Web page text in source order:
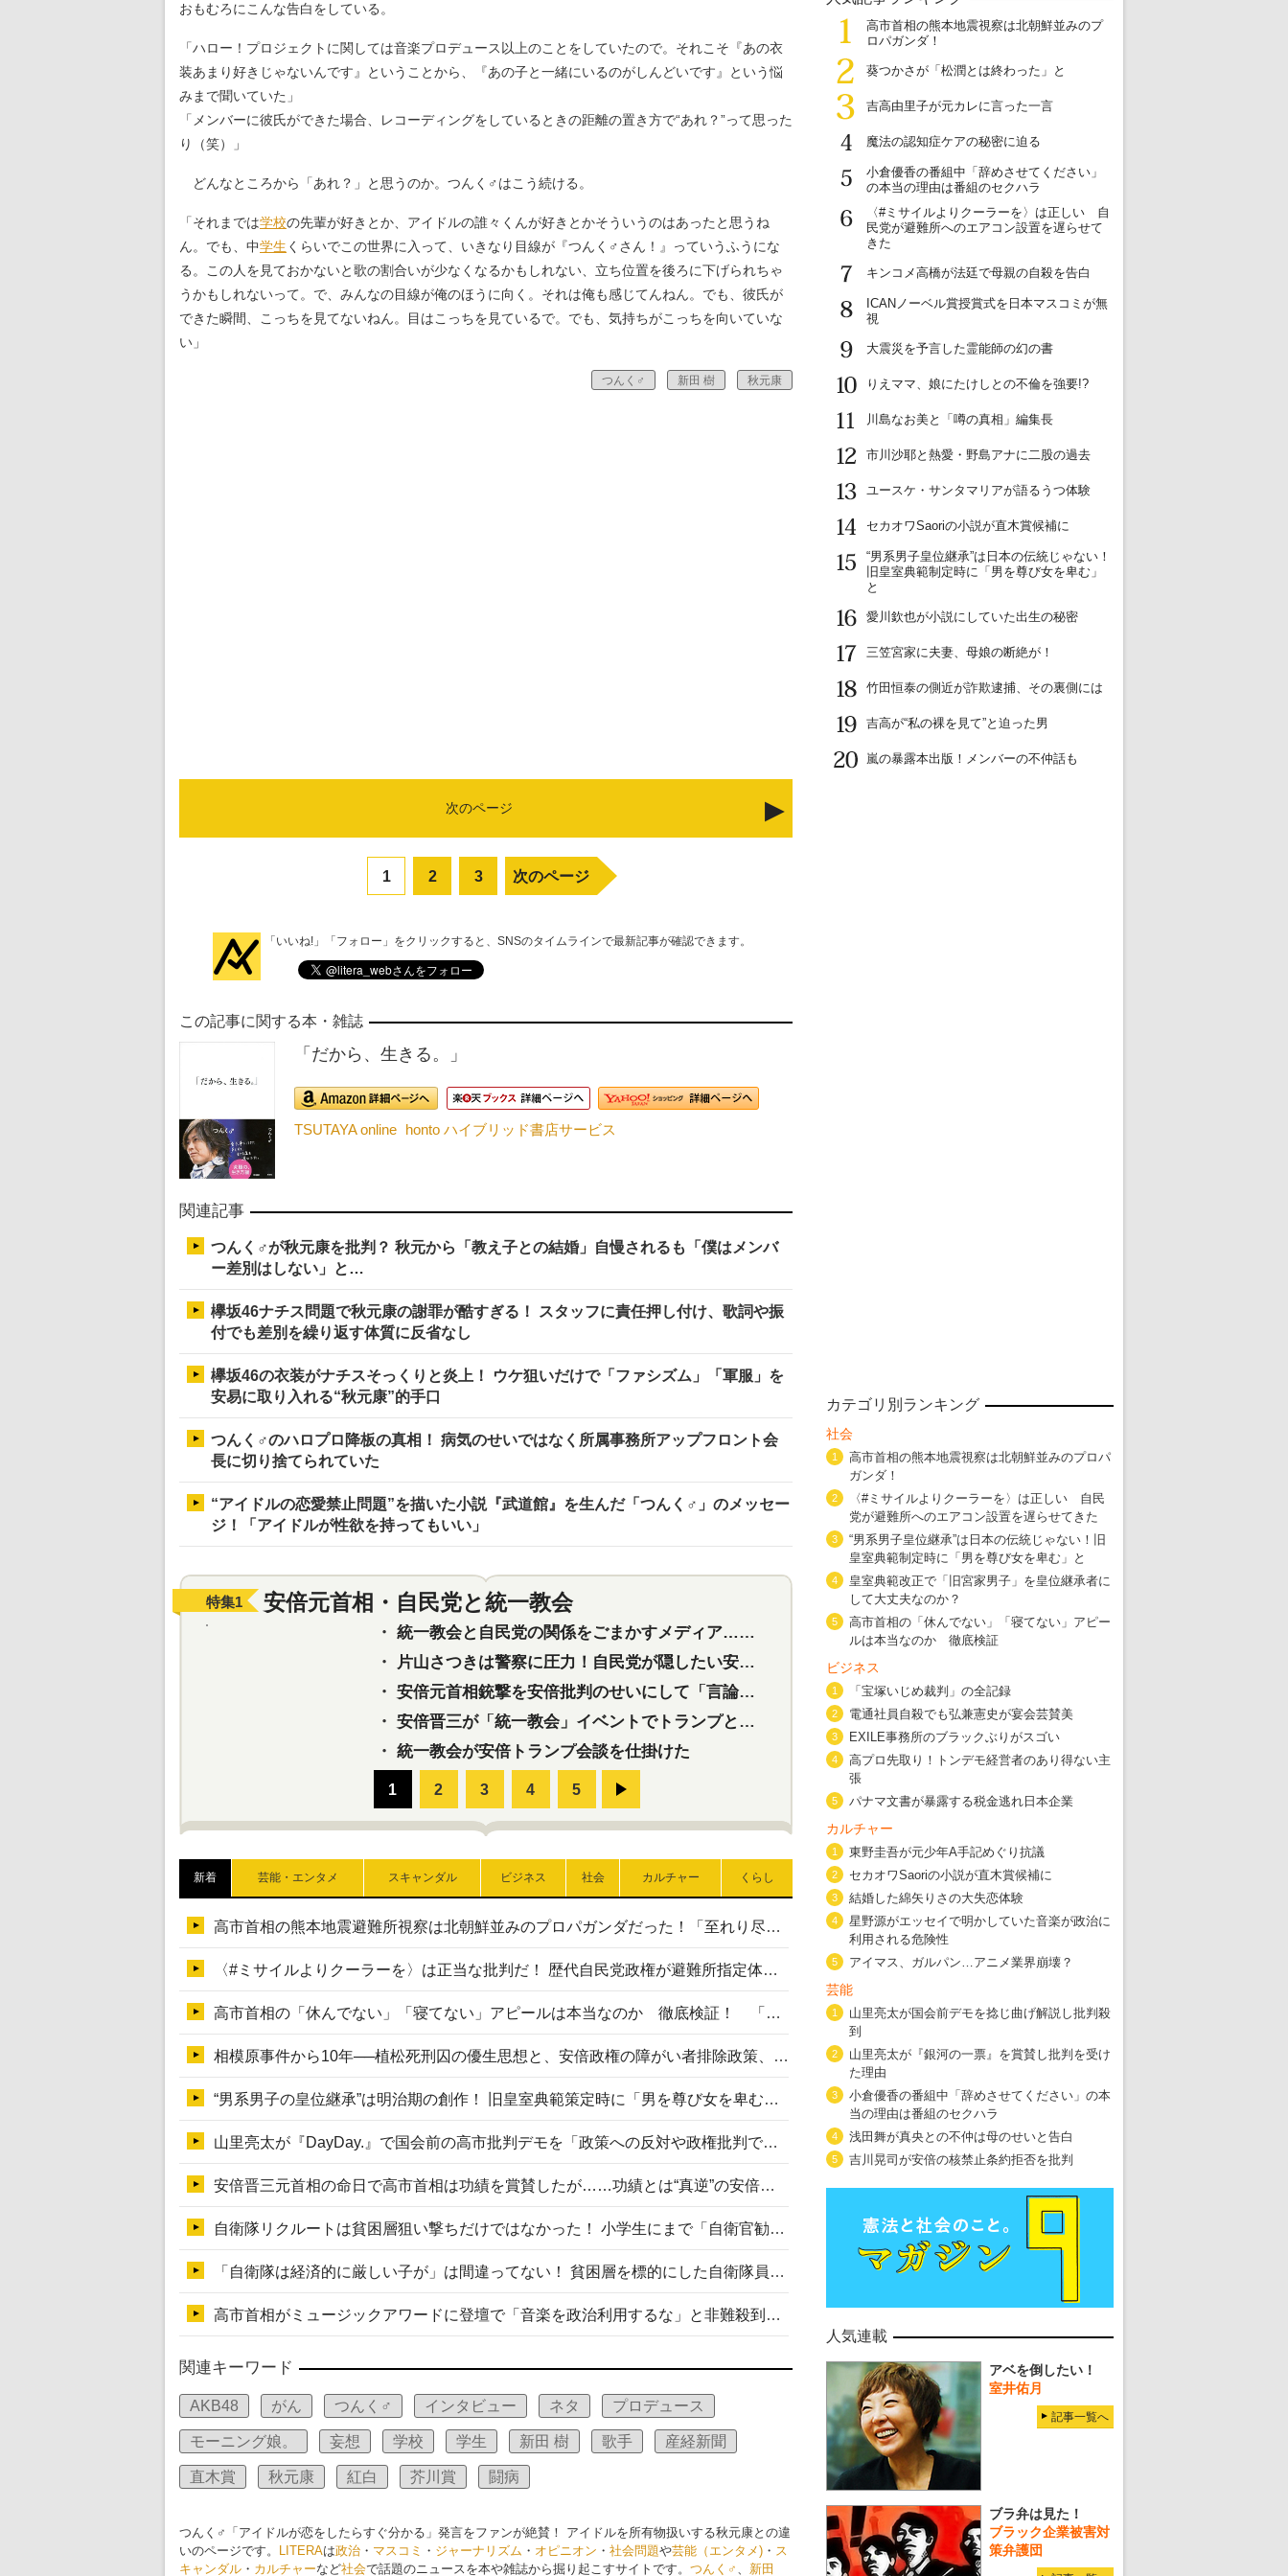
おもむろにこんな告白をしている。
「ハロー！プロジェクトに関しては音楽プロデュース以上のことをしていたので。それこそ『あの衣
装あまり好きじゃないんです』ということから、『あの子と一緒にいるのがしんどいです』という悩
みまで聞いていた」
「メンバーに彼氏ができた場合、レコーディングをしているときの距離の置き方で“あれ？”って思った
り（笑）」
どんなところから「あれ？」と思うのか。つんく♂はこう続ける。
「それまでは学校の先輩が好きとか、アイドルの誰々くんが好きとかそういうのはあったと思うね
ん。でも、中学生 くらいでこの世界に入って、いきなり目線が『つんく♂さん！』っていうふうにな
る。この人を見ておかないと歌の割合いが少なくなるかもしれない、立ち位置を後ろに下げられちゃ
うかもしれないって。で、みんなの目線が俺のほうに向く。それは俺も感じてんねん。でも、彼氏が
できた瞬間、こっちを見てないねん。目はこっちを見ているで。でも、気持ちがこっちを向いていな
い」
つんく♂ 新田 樹 秋元康
次のページ
1 2 3 次のページ
「いいね!」「フォロー」をクリックすると、SNSのタイムラインで最新記事が確認できます。
この記事に関する本・雑誌
「だから、生きる。」
TSUTAYA online honto ハイブリッド書店サービス
関連記事
つんく♂が秋元康を批判？ 秋元から「教え子との結婚」自慢されるも「僕はメンバ
ー差別はしない」と…
欅坂46ナチス問題で秋元康の謝罪が酷すぎる！ スタッフに責任押し付け、歌詞や振
付でも差別を繰り返す体質に反省なし
欅坂46の衣装がナチスそっくりと炎上！ ウケ狙いだけで「ファシズム」「軍服」を
安易に取り入れる“秋元康”的手口
つんく♂のハロプロ降板の真相！ 病気のせいではなく所属事務所アップフロント会
長に切り捨てられていた
“アイドルの恋愛禁止問題”を描いた小説『武道館』を生んだ「つんく♂」のメッセー
ジ！「アイドルが性欲を持ってもいい」
特集1 安倍元首相・自民党と統一教会
・ 統一教会と自民党の関係をごまかすメディア…民放は有田芳生に発言自粛を要求
・
片山さつきは警察に圧力！自民党が隠したい安倍元首相と統一教会の深い関係
・ 安倍元首相銃撃を安倍批判のせいにして「言論封殺」に利用する自民党応援団
・ 安倍晋三が「統一教会」イベントでトランプと演説！同性婚や夫婦別姓を攻撃
・ 統一教会が安倍トランプ会談を仕掛けた
東京五輪強行開催特別企画 大ウソだら
・
五輪入場行進にすぎやまこういちの曲、杉田水脈の
・ 五輪サッカー・久保建英が南アの陽性者に「僕らに損ではない
・ 五輪関係者が入国当日、築地を散歩！
・ 五輪でIOCラウンジ以外にVIPルーム、広告代理店は物品購入
新着 芸能・エンタメ スキャンダル ビジネス 社会 カルチャー くらし
高市首相の熊本地震避難所視察は北朝鮮並みのプロパガンダだった！「至れり尽くせり」の選ばれた避難所の一方で実態は…
〈#ミサイルよりクーラーを〉は正当な批判だ！ 歴代自民党政権が避難所指定体育館へのエアコン設置を遅らせてきた客観的事実
高市首相の「休んでない」「寝てない」アピールは本当なのか 徹底検証！ 「資料読み込み」「アイロンがけ」も矛盾だらけ…
相模原事件から10年──植松死刑囚の優生思想と、安倍政権の障がい者排除政策、右派勢力の差別主義との関係を改めて問う
“男系男子の皇位継承”は明治期の創作！ 旧皇室典範策定時に「男を尊び女を卑むの慣習、人民の脳髄」とトンデモ論で女性天皇を否定
山里亮太が『DayDay.』で国会前の高市批判デモを「政策への反対や政権批判でない」と捻じ曲げ解説 デモ参加者から批判殺到
安倍晋三元首相の命日で高市首相は功績を賞賛したが……功績とは“真逆”の安倍元首相のトンデモ発言を振り返る
自衛隊リクルートは貧困層狙い撃ちだけではなかった！ 小学生にまで「自衛官勧誘」目的のパンフレット作成
「自衛隊は経済的に厳しい子が」は間違ってない！ 貧困層を標的にした自衛隊員募集、やす子、山上被告も…日本でも進む“経済的徴兵制”
高市首相がミュージックアワードに登壇で「音楽を政治利用するな」と非難殺到！ MAJの国策的本質を批判する声も
関連キーワード
AKB48 がん つんく♂ インタビュー ネタ プロデュース
モーニング娘。 妄想 学校 学生 新田 樹 歌手 産経新聞
直木賞 秋元康 紅白 芥川賞 闘病
つんく♂「アイドルが恋をしたらすぐ分かる」発言をファンが絶賛！ アイドルを所有物扱いする秋元康との違
いのページです。
LITERAは政治 ・ マスコミ ・ ジャーナリズム ・ オピニオン ・ 社会問題や芸能（エンタメ) ・ ス
キャンダル ・ カルチャーなど社会で話題のニュースを本や雑誌から掘り起こすサイトです。 つんく♂ 、 新田
1
高市首相の熊本地震視察は北朝鮮並みのプ
ロパガンダ！
2
葵つかさが「松潤とは終わった」と
3
吉高由里子が元カレに言った一言
4
魔法の認知症ケアの秘密に迫る
5
小倉優香の番組中「辞めさせてください」
の本当の理由は番組のセクハラ
6
〈#ミサイルよりクーラーを〉は正しい 自
民党が避難所へのエアコン設置を遅らせて
きた
7
キンコメ高橋が法廷で母親の自殺を告白
8
ICANノーベル賞授賞式を日本マスコミが無
視
9
大震災を予言した霊能師の幻の書
10
りえママ、娘にたけしとの不倫を強要!?
11
川島なお美と「噂の真相」編集長
12
市川沙耶と熱愛・野島アナに二股の過去
13
ユースケ・サンタマリアが語るうつ体験
14
セカオワSaoriの小説が直木賞候補に
15
“男系男子皇位継承”は日本の伝統じゃない！
旧皇室典範制定時に「男を尊び女を卑む」
と
16
愛川欽也が小説にしていた出生の秘密
17
三笠宮家に夫妻、母娘の断絶が！
18
竹田恒泰の側近が詐欺逮捕、その裏側には
19
吉高が“私の裸を見て”と迫った男
20
嵐の暴露本出版！メンバーの不仲話も
カテゴリ別ランキング
社会
1
高市首相の熊本地震視察は北朝鮮並みのプロパ
ガンダ！
2
〈#ミサイルよりクーラーを〉は正しい 自民
党が避難所へのエアコン設置を遅らせてきた
3
“男系男子皇位継承”は日本の伝統じゃない！旧
皇室典範制定時に「男を尊び女を卑む」と
4
皇室典範改正で「旧宮家男子」を皇位継承者に
して大丈夫なのか？
5
高市首相の「休んでない」「寝てない」アピー
ルは本当なのか 徹底検証
ビジネス
1 「宝塚いじめ裁判」の全記録
2 電通社員自殺でも弘兼憲史が宴会芸賛美
3 EXILE事務所のブラックぶりがスゴい
4
高プロ先取り！トンデモ経営者のあり得ない主
張
5 パナマ文書が暴露する税金逃れ日本企業
カルチャー
1 東野圭吾が元少年A手記めぐり抗議
2 セカオワSaoriの小説が直木賞候補に
3 結婚した綿矢りさの大失恋体験
4
星野源がエッセイで明かしていた音楽が政治に
利用される危険性
5 アイマス、ガルパン…アニメ業界崩壊？
芸能
1
山里亮太が国会前デモを捻じ曲げ解説し批判殺
到
2
山里亮太が『銀河の一票』を賞賛し批判を受け
た理由
3
小倉優香の番組中「辞めさせてください」の本
当の理由は番組のセクハラ
4 浅田舞が真央との不仲は母のせいと告白
5 吉川晃司が安倍の核禁止条約拒否を批判
人気連載
アベを倒したい！
室井佑月
記事一覧へ
ブラ弁は見た！
ブラック企業被害対
策弁護団